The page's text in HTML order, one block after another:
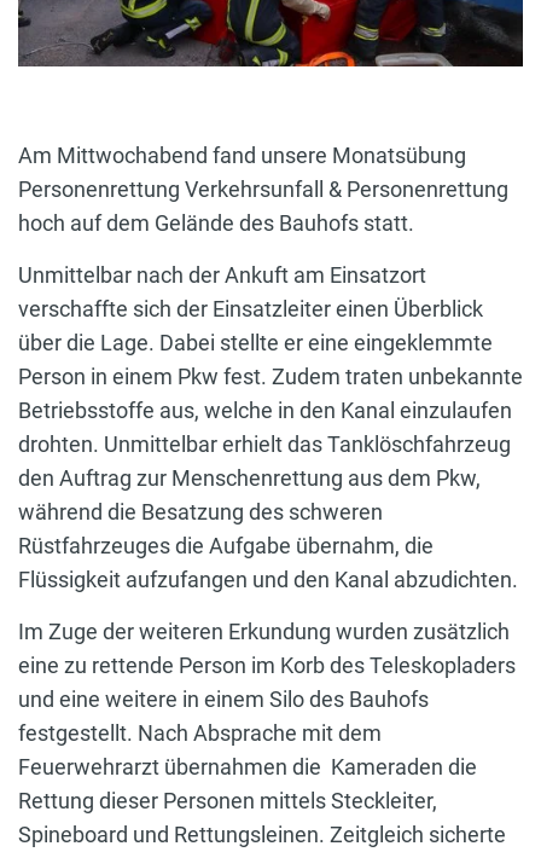
Am Mittwochabend fand unsere Monatsübung
Personenrettung Verkehrsunfall & Personenrettung
hoch auf dem Gelände des Bauhofs statt.
Unmittelbar nach der Ankuft am Einsatzort
verschaffte sich der Einsatzleiter einen Überblick
über die Lage. Dabei stellte er eine eingeklemmte
Person in einem Pkw fest. Zudem traten unbekannte
Betriebsstoffe aus, welche in den Kanal einzulaufen
drohten. Unmittelbar erhielt das Tanklöschfahrzeug
den Auftrag zur Menschenrettung aus dem Pkw,
während die Besatzung des schweren
Rüstfahrzeuges die Aufgabe übernahm, die
Flüssigkeit aufzufangen und den Kanal abzudichten.
Im Zuge der weiteren Erkundung wurden zusätzlich
eine zu rettende Person im Korb des Teleskopladers
und eine weitere in einem Silo des Bauhofs
festgestellt. Nach Absprache mit dem
Feuerwehrarzt übernahmen die Kameraden die
Rettung dieser Personen mittels Steckleiter,
Spineboard und Rettungsleinen. Zeitgleich sicherte